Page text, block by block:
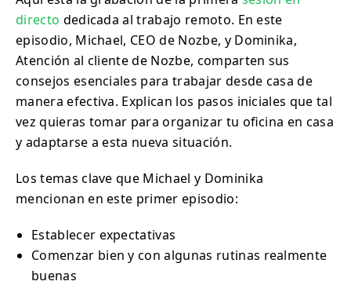
directo dedicada al trabajo remoto. En este
episodio, Michael, CEO de Nozbe, y Dominika,
Atención al cliente de Nozbe, comparten sus
consejos esenciales para trabajar desde casa de
manera efectiva. Explican los pasos iniciales que tal
vez quieras tomar para organizar tu oficina en casa
y adaptarse a esta nueva situación.
Los temas clave que Michael y Dominika
mencionan en este primer episodio:
Establecer expectativas
Comenzar bien y con algunas rutinas realmente
buenas